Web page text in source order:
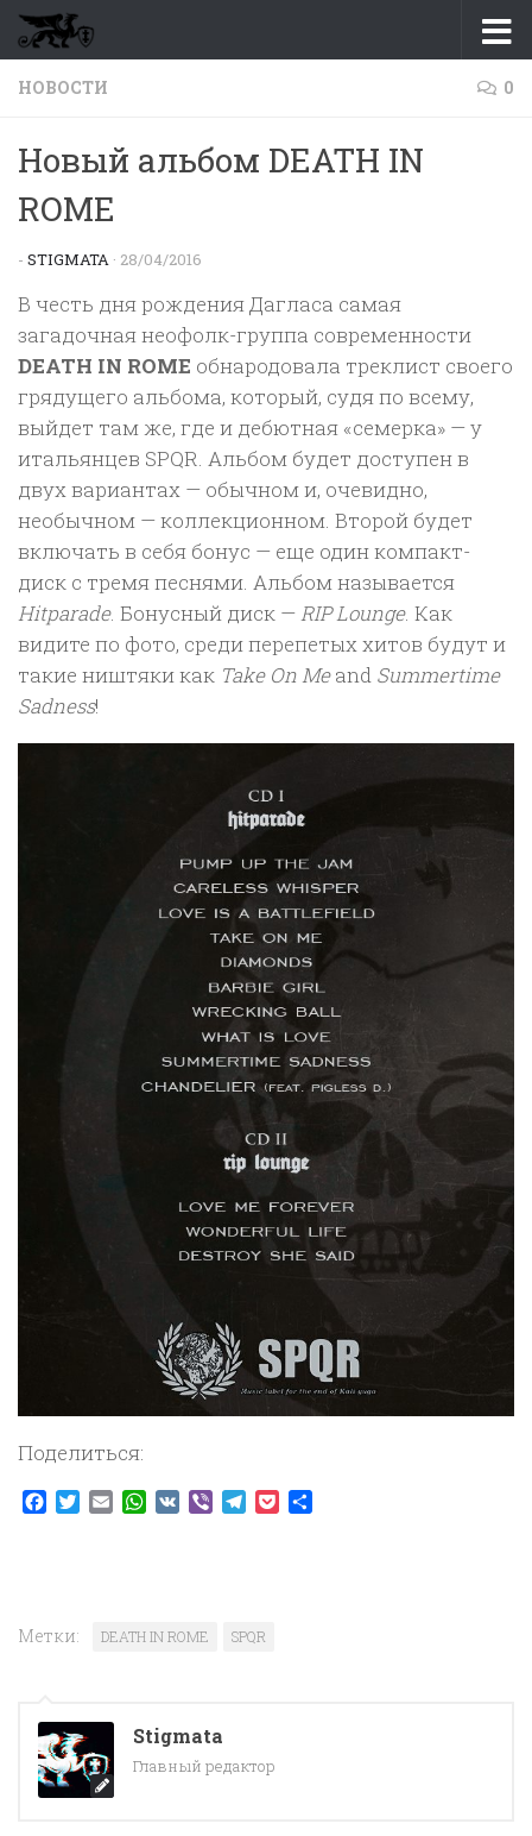
Перейти к содержимому
НОВОСТИ 0
Новый альбом DEATH IN
ROME
- STIGMATA · 28/04/2016
В честь дня рождения Дагласа самая
загадочная неофолк-группа современности
DEATH IN ROME обнародовала треклист своего
грядущего альбома, который, судя по всему,
выйдет там же, где и дебютная «семерка» — у
итальянцев SPQR. Альбом будет доступен в
двух вариантах — обычном и, очевидно,
необычном — коллекционном. Второй будет
включать в себя бонус — еще один компакт-
диск с тремя песнями. Альбом называется
Hitparade. Бонусный диск —RIP Lounge. Как
видите по фото, среди перепетых хитов будут и
такие ништяки как Take On Meand Summertime
Sadness!
Поделиться:
Facebook
TwitterEmailWhatsApp
VK ViberTelegram
Pocket
Метки: DEATH IN ROME SPQR
Stigmata
Главный редактор